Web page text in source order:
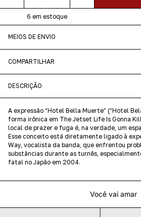
6 em estoque
MEIOS DE ENVIO
COMPARTILHAR
DESCRIÇÃO
A expressão “Hotel Bella Muerte” (“Hotel
forma irônica em The Jetset Life Is Gonna
local de prazer e fuga é, na verdade, um
Esse conceito está diretamente ligado à
Way, vocalista da banda, que enfrentou
substâncias durante as turnês,
fatal no Japão em 2004.
Você vai amar